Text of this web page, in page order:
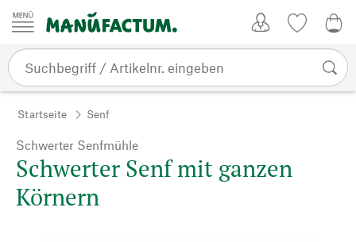
Zum Inhalt springen
Startseite Senf
Schwerter Senfmühle
Schwerter Senf mit ganzen
Körnern